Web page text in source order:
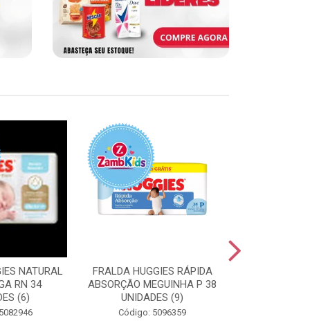
NATURAL
RN 34
(6)
FRALDA HUGGIES RÁPIDA
ABSORÇÃO MEGUINHA P 38
UNIDADES (9)
Código: 5096359